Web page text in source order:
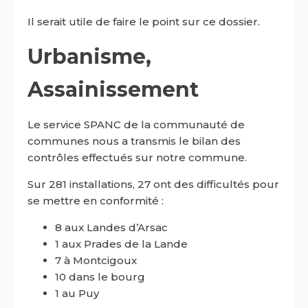
Il serait utile de faire le point sur ce dossier.
Urbanisme,
Assainissement
Le service SPANC de la communauté de
communes nous a transmis le bilan des
contrôles effectués sur notre commune.
Sur 281 installations, 27 ont des difficultés pour
se mettre en conformité :
8 aux Landes d’Arsac
1 aux Prades de la Lande
7 à Montcigoux
10 dans le bourg
1 au Puy